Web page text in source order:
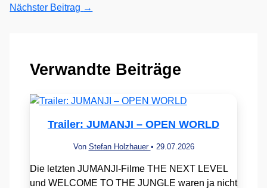
Nächster Beitrag →
Verwandte Beiträge
Trailer: JUMANJI – OPEN WORLD
Von Stefan Holzhauer • 29.07.2026
Die letzten JUMANJI-Filme THE NEXT LEVEL
und WELCOME TO THE JUNGLE waren ja nicht